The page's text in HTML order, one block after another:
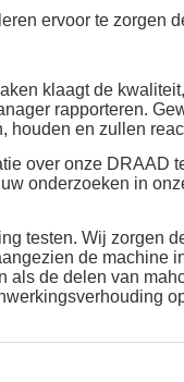
ervoor te zorgen
klaagt de
rapporteren.
houden en zullen
over onze DRAAD
onderzoeken in
testen. Wij zorgen
de machine
als de delen van